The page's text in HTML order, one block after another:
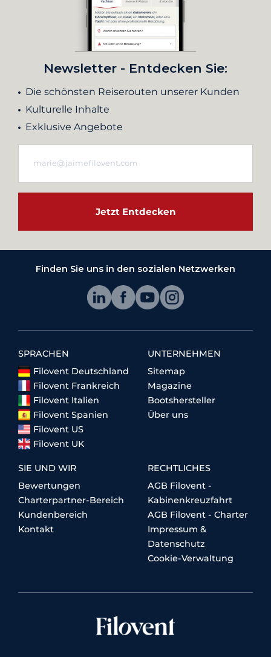
Newsletter - Entdecken Sie:
Die schönsten Reiserouten unserer Kunden
Kulturelle Inhalte
Exklusive Angebote
Jetzt Entdecken
Finden Sie uns in den sozialen Netzwerken
SPRACHEN
Filovent Deutschland
Filovent Frankreich
Filovent Italien
Filovent Spanien
Filovent US
Filovent UK
UNTERNEHMEN
Sitemap
Magazine
Bootshersteller
Über uns
SIE UND WIR
Bewertungen
Charterpartner-Bereich
Kundenbereich
Kontakt
RECHTLICHES
AGB Filovent -
Kabinenkreuzfahrt
AGB Filovent - Charter
Impressum &
Datenschutz
Cookie-Verwaltung